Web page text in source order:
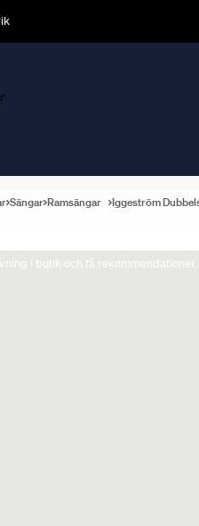
i butik och få
Sängar Ramsängar Iggeström